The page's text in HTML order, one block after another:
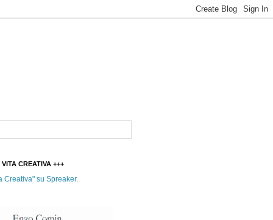
CREATIVA +++
Creativa" su Spreaker.